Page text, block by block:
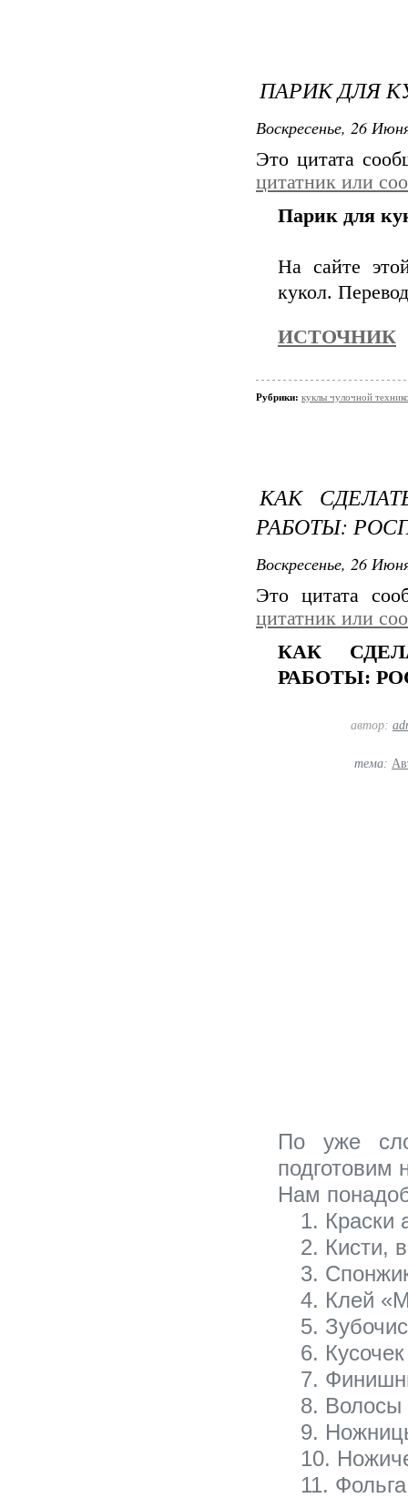
ПАРИК ДЛЯ
Воскресенье, 26
Это цитата
цитатник или
Парик для
На сайте
кукол.
ИСТОЧНИК
Рубрики: куклы чулочной
КАК
РАБОТЫ:
Воскресенье, 26
Это цитата
цитатник или
КАК
РАБОТЫ:
автор:
тема:
По уже
подготовим
Нам
Кисти,
Клей
Волосы
Фольга